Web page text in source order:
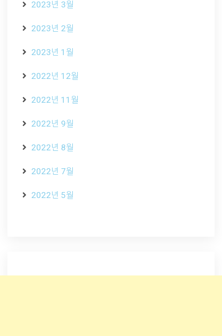
2023년 3월
2023년 2월
2023년 1월
2022년 12월
2022년 11월
2022년 9월
2022년 8월
2022년 7월
2022년 5월